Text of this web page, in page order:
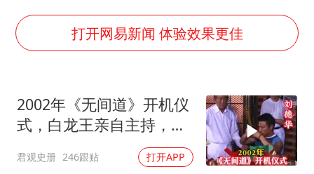
几元成本 千万市值蒸发
多个明星演唱会取消
人民的健康、体质、幸福一脉相承
打开网易新闻 体验效果更佳
2002年《无间道》开机仪
式，白龙王亲自主持，预
君观史册 246跟贴 打开APP